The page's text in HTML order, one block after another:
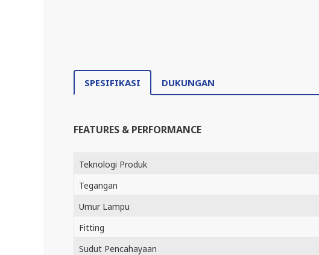
SPESIFIKASI DUKUNGAN
FEATURES & PERFORMANCE
Teknologi Produk
Tegangan
Umur Lampu
Fitting
Sudut Pencahayaan